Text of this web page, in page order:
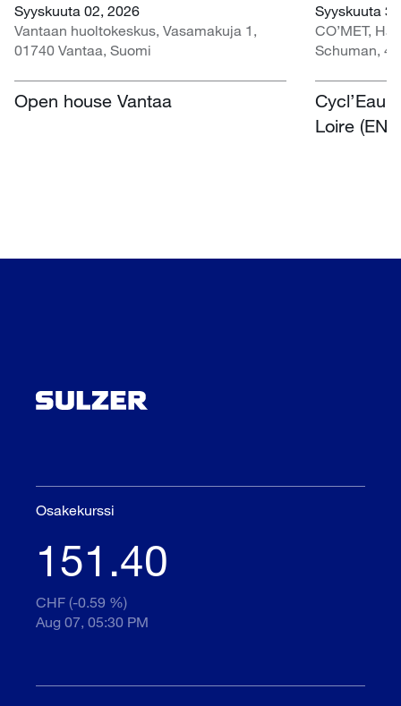
Syyskuuta 02, 2026
Vantaan huoltokeskus, Vasamakuja 1,
01740 Vantaa, Suomi
Open house Vantaa
Syyskuuta
CO’MET,
Schuman,
Cycl’Eau
Loire (EN)
Osakekurssi
151.40
CHF (-0.59 %)
Aug 07, 05:30 PM